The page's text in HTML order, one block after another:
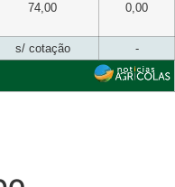
74,00 0,00
s/ cotação
-